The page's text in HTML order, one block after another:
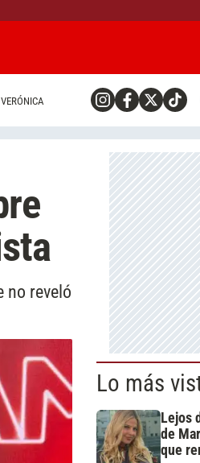
no reveló
Lo más
Lejos
de
que